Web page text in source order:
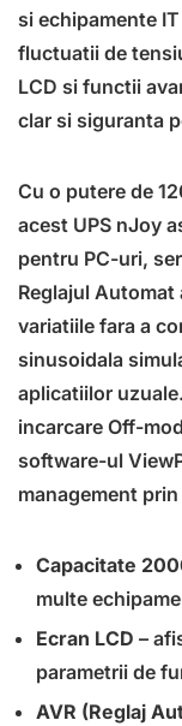
si echipamente
fluctuatii de
LCD si functii
clar si siguranta
Cu o putere de
acest UPS nJoy
pentru PC-uri,
Reglajul Automat
variatiile fara a
sinusoidala
aplicatiilor
incarcare Off-
software-ul
management
Capacitate
multe
Ecran LCD –
parametrii de
AVR (Reglaj